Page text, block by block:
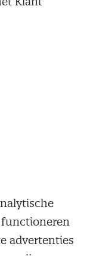
functioneren
advertenties